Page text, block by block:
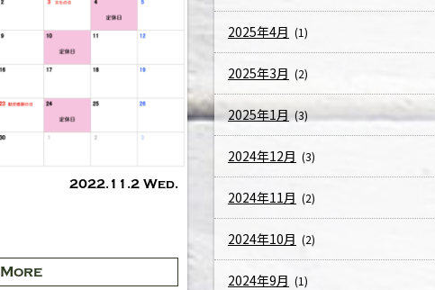
2022.11.2 Wed.
More
2025年4月 (1)
2025年3月 (2)
2025年1月 (3)
2024年12月 (3)
2024年11月 (2)
2024年10月 (2)
2024年9月 (1)